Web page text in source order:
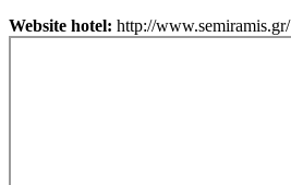
Website hotel: http://www.semiramis.gr/